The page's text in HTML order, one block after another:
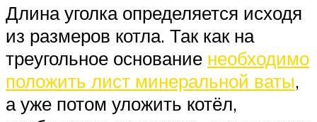
Длина уголка определяется исходя
из размеров котла. Так как на
треугольное основание необходимо
положить лист минеральной ваты,
а уже потом уложить котёл,